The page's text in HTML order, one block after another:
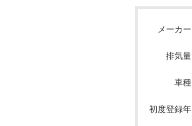
メーカー
排気量
車種
初度登録年